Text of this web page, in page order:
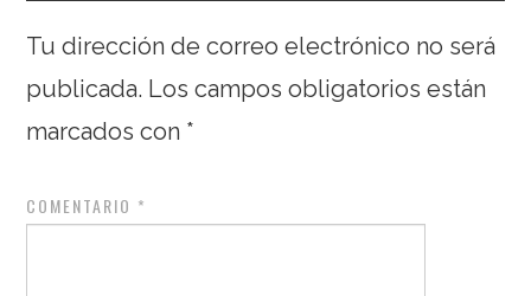
Tu dirección de correo electrónico no será
publicada. Los campos obligatorios están
marcados con *
COMENTARIO *